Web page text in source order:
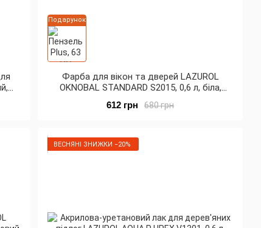
Подарунок
Фарба для вікон та дверей LAZUROL
OKNOBAL STANDARD S2015, 0,6 л, біла,
680 грн
612 грн
ВЕСНЯНІ ЗНИЖКИ −20%